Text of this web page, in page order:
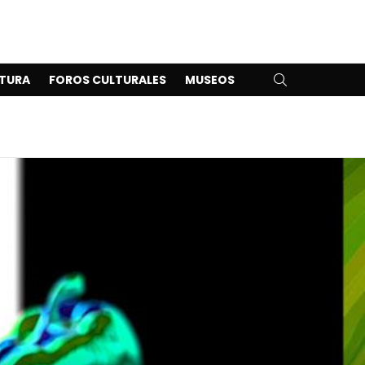
FOROS CULTURALES MUSEOS